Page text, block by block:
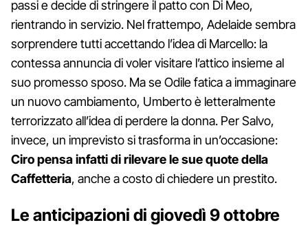
passi e decide di stringere il patto con Di Meo,
rientrando in servizio. Nel frattempo, Adelaide sembra
sorprendere tutti accettando l’idea di Marcello: la
contessa annuncia di voler visitare l’attico insieme al
suo promesso sposo. Ma se Odile fatica a immaginare
un nuovo cambiamento, Umberto è letteralmente
terrorizzato all’idea di perdere la donna. Per Salvo,
invece, un imprevisto si trasforma in un’occasione:
Ciro pensa infatti di rilevare le sue quote della
Caffetteria, anche a costo di chiedere un prestito.
Le anticipazioni di giovedì 9 ottobre